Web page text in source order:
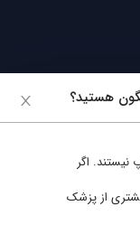
هستید؟
نیستند. اگر
از پزشک